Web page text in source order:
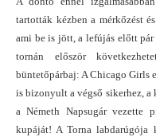
tartották kézben a mérkőzést
ami be is jött, a lefújás előtt
tornán először
büntetőpárbaj: A Chicago Girls
is bizonyult a végső sikerhez, a
a Németh Napsugár vezette
kupáját! A Torna labdarúgója